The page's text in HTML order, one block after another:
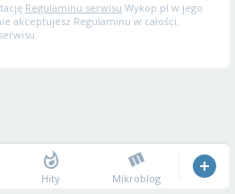
Regulaminu serwisu Wykop.pl w jego
akceptujesz Regulaminu w całości,
Hity Mikroblog